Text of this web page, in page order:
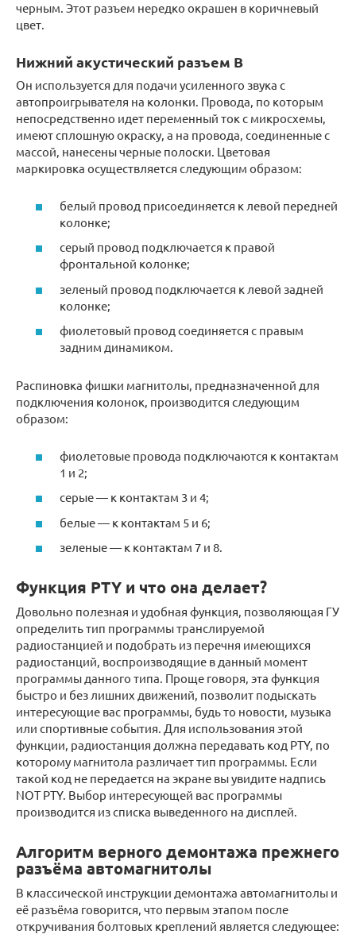
черным. Этот разъем нередко окрашен в коричневый
цвет.
Нижний акустический разъем В
Он используется для подачи усиленного звука с
автопроигрывателя на колонки. Провода, по которым
непосредственно идет переменный ток с микросхемы,
имеют сплошную окраску, а на провода, соединенные с
массой, нанесены черные полоски. Цветовая
маркировка осуществляется следующим образом:
белый провод присоединяется к левой передней
колонке;
серый провод подключается к правой
фронтальной колонке;
зеленый провод подключается к левой задней
колонке;
фиолетовый провод соединяется с правым
задним динамиком.
Распиновка фишки магнитолы, предназначенной для
подключения колонок, производится следующим
образом:
фиолетовые провода подключаются к контактам
1 и 2;
серые — к контактам 3 и 4;
белые — к контактам 5 и 6;
зеленые — к контактам 7 и 8.
Функция PTY и что она делает?
Довольно полезная и удобная функция, позволяющая ГУ
определить тип программы транслируемой
радиостанцией и подобрать из перечня имеющихся
радиостанций, воспроизводящие в данный момент
программы данного типа. Проще говоря, эта функция
быстро и без лишних движений, позволит подыскать
интересующие вас программы, будь то новости, музыка
или спортивные события. Для использования этой
функции, радиостанция должна передавать код PTY, по
которому магнитола различает тип программы. Если
такой код не передается на экране вы увидите надпись
NOT PTY. Выбор интересующей вас программы
производится из списка выведенного на дисплей.
Алгоритм верного демонтажа прежнего
разъёма автомагнитолы
В классической инструкции демонтажа автомагнитолы и
её разъёма говорится, что первым этапом после
откручивания болтовых креплений является следующее: